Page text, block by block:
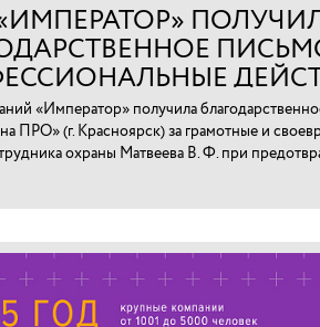
В
«Император» получила
ПРО» (г. Красноярск) за грамотные и
охраны Матвеева В. Ф. при